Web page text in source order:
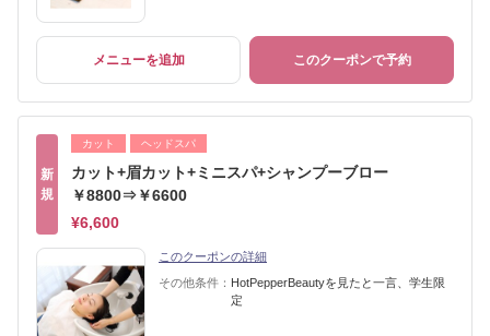
メニューを追加 このクーポンで予約
新
規
カット ヘッドスパ
カット+眉カット+ミニスパ+シャンプーブロー
￥8800⇒￥6600
¥6,600
このクーポンの詳細
その他条件： HotPepperBeautyを見たと一言、学生限
定